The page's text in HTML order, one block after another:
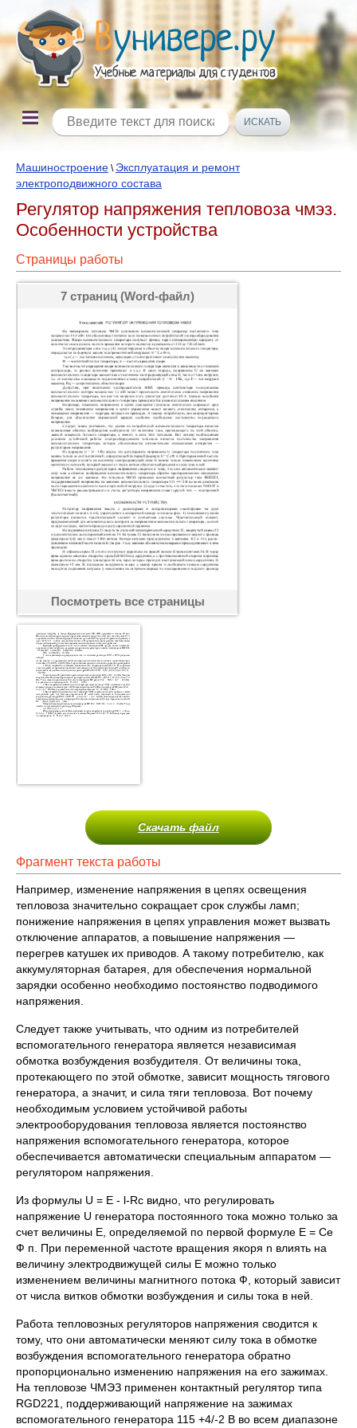
Машиностроение \ Эксплуатация и ремонт
электроподвижного состава
Регулятор напряжения тепловоза чмэз.
Особенности устройства
Страницы работы
7 страниц (Word-файл)
Посмотреть все страницы
Скачать файл
Фрагмент текста работы
Например, изменение напряжения в цепях освещения
тепловоза значительно сокращает срок службы ламп;
понижение напряжения в цепях управления может вызвать
отключение аппаратов, а повышение напряжения —
перегрев катушек их приводов. А такому потребителю, как
аккумуляторная батарея, для обеспечения нормальной
зарядки особенно необходимо постоянство подводимого
напряжения.
Следует также учитывать, что одним из потребителей
вспомогательного генератора является независимая
обмотка возбуждения возбудителя. От величины тока,
протекающего по этой обмотке, зависит мощность тягового
генератора, а значит, и сила тяги тепловоза. Вот почему
необходимым условием устойчивой работы
электрооборудования тепловоза является постоянство
напряжения вспомогательного генератора, которое
обеспечивается автоматически специальным аппаратом —
регулятором напряжения.
Из формулы U = Е - l-Rс видно, что регулировать
напряжение U генератора постоянного тока можно только за
счет величины Е, определяемой по первой формуле Е = Се
Ф п. При переменной частоте вращения якоря n влиять на
величину электродвижущей силы Е можно только
изменением величины магнитного потока Ф, который зависит
от числа витков обмотки возбуждения и силы тока в ней.
Работа тепловозных регуляторов напряжения сводится к
тому, что они автоматически меняют силу тока в обмотке
возбуждения вспомогательного генератора обратно
пропорционально изменению напряжения на его зажимах.
На тепловозе ЧМЭЗ применен контактный регулятор типа
RGD221, поддерживающий напряжение на зажимах
вспомогательного генератора 115 +4/-2 В во всем диапазоне